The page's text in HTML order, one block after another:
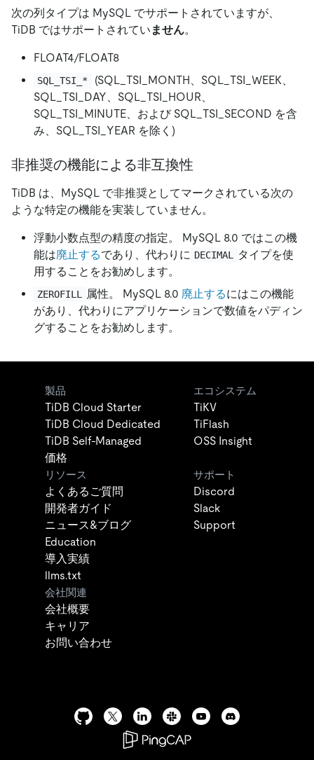
次の列タイプは MySQL でサポートされていますが、
TiDB ではサポートされてい ません。
FLOAT4/FLOAT8
SQL_TSI_*
(SQL_TSI_MONTH、SQL_TSI_WEEK、
SQL_TSI_DAY、SQL_TSI_HOUR、
SQL_TSI_MINUTE、および SQL_TSI_SECOND を含
み、SQL_TSI_YEAR を除く)
非推奨の機能による非互換性
TiDB は、MySQL で非推奨としてマークされている次の
ような特定の機能を実装していません。
浮動小数点型の精度の指定。 MySQL 8.0 ではこの機
能は廃止するであり、代わりに DECIMAL
タイプを使
用することをお勧めします。
ZEROFILL 属性。 MySQL 8.0 廃止するにはこの機能
があり、代わりにアプリケーションで数値をパディン
グすることをお勧めします。
製品
TiDB Cloud Starter
TiDB Cloud Dedicated
TiDB Self-Managed
価格
エコシステム
TiKV
TiFlash
OSS Insight
リソース
よくあるご質問
開発者ガイド
ニュース&ブログ
Education
導入実績
llms.txt
サポート
Discord
Slack
Support
会社関連
会社概要
キャリア
お問い合わせ